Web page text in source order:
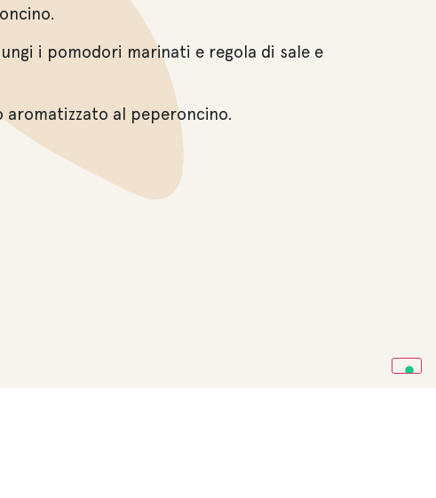
i pomodori marinati e regola di sale e
aromatizzato al peperoncino.